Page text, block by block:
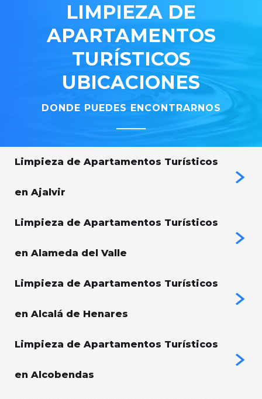
LIMPIEZA DE
APARTAMENTOS
TURÍSTICOS
UBICACIONES
DONDE PUEDES ENCONTRARNOS
Limpieza de Apartamentos Turísticos
en Ajalvir
Limpieza de Apartamentos Turísticos
en Alameda del Valle
Limpieza de Apartamentos Turísticos
en Alcalá de Henares
Limpieza de Apartamentos Turísticos
en Alcobendas